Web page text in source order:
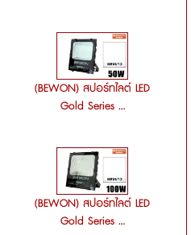
(BEWON) สปอร์ทไลต์ LED
Gold Series ...
(BEWON) สปอร์ทไลต์ LED
Gold Series ...